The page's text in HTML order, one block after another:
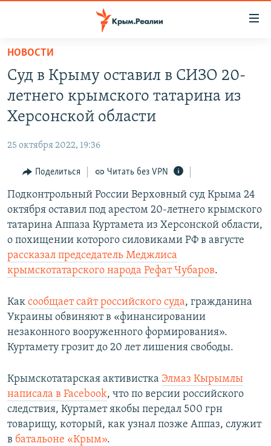
Вернуться
основному
содержанию
Вернутся
главной
навигации
Вернутся
поиску
СПЕЦПРОЕКТЫ
11 ЛЕТ ОККУПАЦИИ КРЫМА. 11 ИСТОРИЙ СОПРОТИВЛЕНИЯ
ВОДА
ЕЩЕ
ИНТЕРАКТИВ
ИНФОГРАФИКА
ТЕЛЕПРОЕКТ КРЫМ.РЕАЛИИ
СОВЕТЫ ПРАВОЗАЩИТНИКОВ
ПРОПАВШИЕ БЕЗ ВЕСТИ
КРЫМ.НЕПОКОРЕННЫЙ
УКРАИНСКАЯ ПРОБЛЕМА КРЫМА
РАДІО СВОБОДА
КАК ОБОЙТИ БЛОКИРОВКУ
Українською
НОВОСТИ
Суд в Крыму оставил в СИЗО 20-
летнего крымского татарина из
Херсонской области
25 октября 2022, 19:36
Поделиться Читать без VPN
Подконтрольный России Верховный суд Крыма 24
октября оставил под арестом 20-летнего крымского
татарина Аппаза Куртамета из Херсонской области,
о похищении которого силовиками РФ в августе
рассказал председатель Меджлиса
крымскотатарского народа Рефат Чубаров.
Как сообщает сайт российского суда, гражданина
Украины обвиняют в «финансировании
незаконного вооруженного формирования».
Куртамету грозит до 20 лет лишения свободы.
Крымскотатарская активистка Элмаз Кырымлы
написала в Facebook, что по версии российского
следствия, Куртамет якобы передал 500 грн
товарищу, который, как узнал позже Аппаз, служит
в батальоне «Крым».